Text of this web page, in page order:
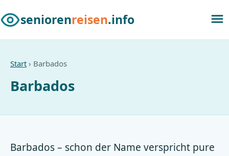
seniorenreisen.info
Start › Barbados
Barbados
Barbados – schon der Name verspricht pure